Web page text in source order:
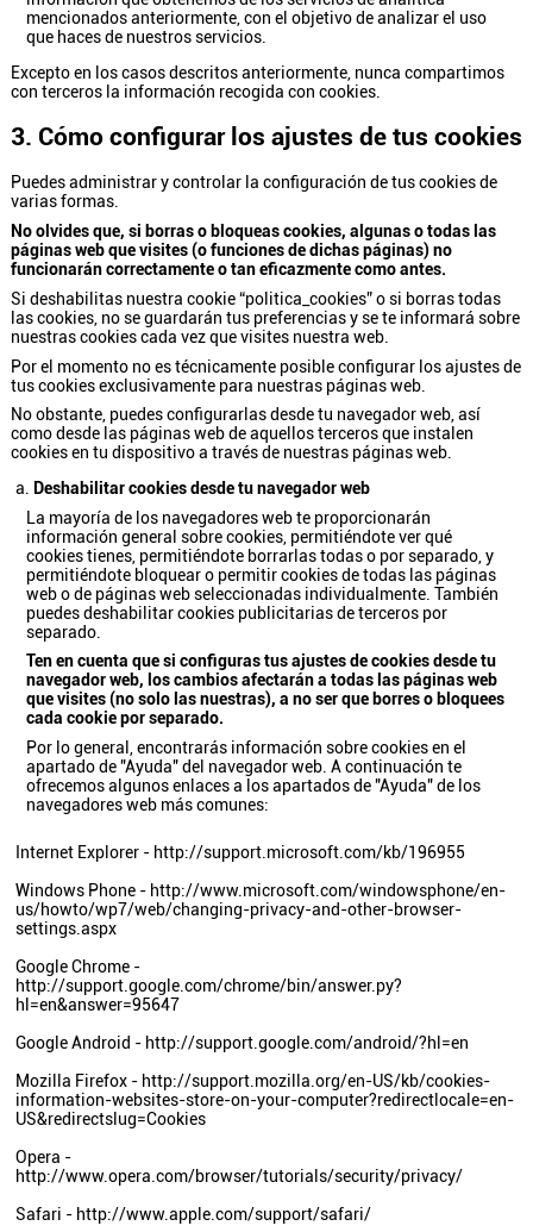
mencionados anteriormente, con el objetivo de analizar el uso
que haces de nuestros servicios.
Excepto en los casos descritos anteriormente, nunca compartimos
con terceros la información recogida con cookies.
3. Cómo configurar los ajustes de tus cookies
Puedes administrar y controlar la configuración de tus cookies de
varias formas.
No olvides que, si borras o bloqueas cookies, algunas o todas las
páginas web que visites (o funciones de dichas páginas) no
funcionarán correctamente o tan eficazmente como antes.
Si deshabilitas nuestra cookie “politica_cookies” o si borras todas
las cookies, no se guardarán tus preferencias y se te informará sobre
nuestras cookies cada vez que visites nuestra web.
Por el momento no es técnicamente posible configurar los ajustes de
tus cookies exclusivamente para nuestras páginas web.
No obstante, puedes configurarlas desde tu navegador web, así
como desde las páginas web de aquellos terceros que instalen
cookies en tu dispositivo a través de nuestras páginas web.
Deshabilitar cookies desde tu navegador web
La mayoría de los navegadores web te proporcionarán
información general sobre cookies, permitiéndote ver qué
cookies tienes, permitiéndote borrarlas todas o por separado, y
permitiéndote bloquear o permitir cookies de todas las páginas
web o de páginas web seleccionadas individualmente. También
puedes deshabilitar cookies publicitarias de terceros por
separado.
Ten en cuenta que si configuras tus ajustes de cookies desde tu
navegador web, los cambios afectarán a todas las páginas web
que visites (no solo las nuestras), a no ser que borres o bloquees
cada cookie por separado.
Por lo general, encontrarás información sobre cookies en el
apartado de "Ayuda" del navegador web. A continuación te
ofrecemos algunos enlaces a los apartados de "Ayuda" de los
navegadores web más comunes:
Internet Explorer - http://support.microsoft.com/kb/196955
Windows Phone - http://www.microsoft.com/windowsphone/en-
us/howto/wp7/web/changing-privacy-and-other-browser-
settings.aspx
Google Chrome -
http://support.google.com/chrome/bin/answer.py?
hl=en&answer=95647
Google Android - http://support.google.com/android/?hl=en
Mozilla Firefox - http://support.mozilla.org/en-US/kb/cookies-
information-websites-store-on-your-computer?redirectlocale=en-
US&redirectslug=Cookies
Opera -
http://www.opera.com/browser/tutorials/security/privacy/
Safari - http://www.apple.com/support/safari/